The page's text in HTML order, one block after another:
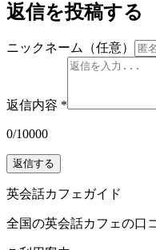
返信を投稿する
ニックネーム（任意）
返信内容 *
0/10000
返信する
英会話カフェガイド
全国の英会話カフェの口